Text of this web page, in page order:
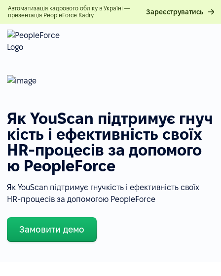
Автоматизація кадрового обліку в Україні —
презентація PeopleForce Kadry
Зареєструватись
Як YouScan підтримує гнуч
кість і ефективність своїх
HR-процесів за допомого
ю PeopleForce
Як YouScan підтримує гнучкість і ефективність своїх
HR-процесів за допомогою PeopleForce
Замовити демо